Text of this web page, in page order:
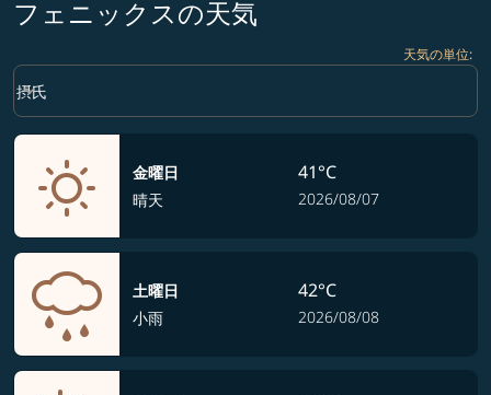
フェニックスの天気
天気の単位:
Weather unit option 摂氏 Selected
摂氏
keyboard_arrow_down
金曜日
晴天
41°C
2026/08/07
土曜日
小雨
42°C
2026/08/08